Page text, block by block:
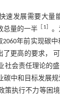
速发展需要大量
总量的一半
1
。
年前实现碳中
更高的要求，
社会责任理论的
碳中和目标发展
执行不力等困